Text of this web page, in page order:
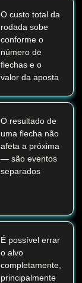
O custo total da
rodada sobe
conforme o
número de
flechas e o
valor da aposta
O resultado de
uma flecha não
afeta a próxima
— são eventos
separados
É possível errar
o alvo
completamente,
principalmente